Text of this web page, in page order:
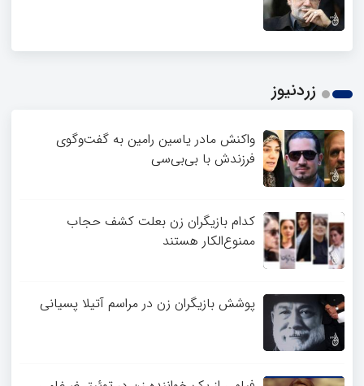
زردنیوز
واکنش مادر یاسین رامین به گفت‌وگوی
فرزندش با بی‌بی‌سی
کدام بازیگران زن بعلت کشف حجاب
ممنوع‌الکار هستند
پوشش بازیگران زن در مراسم آتیلا پسیانی